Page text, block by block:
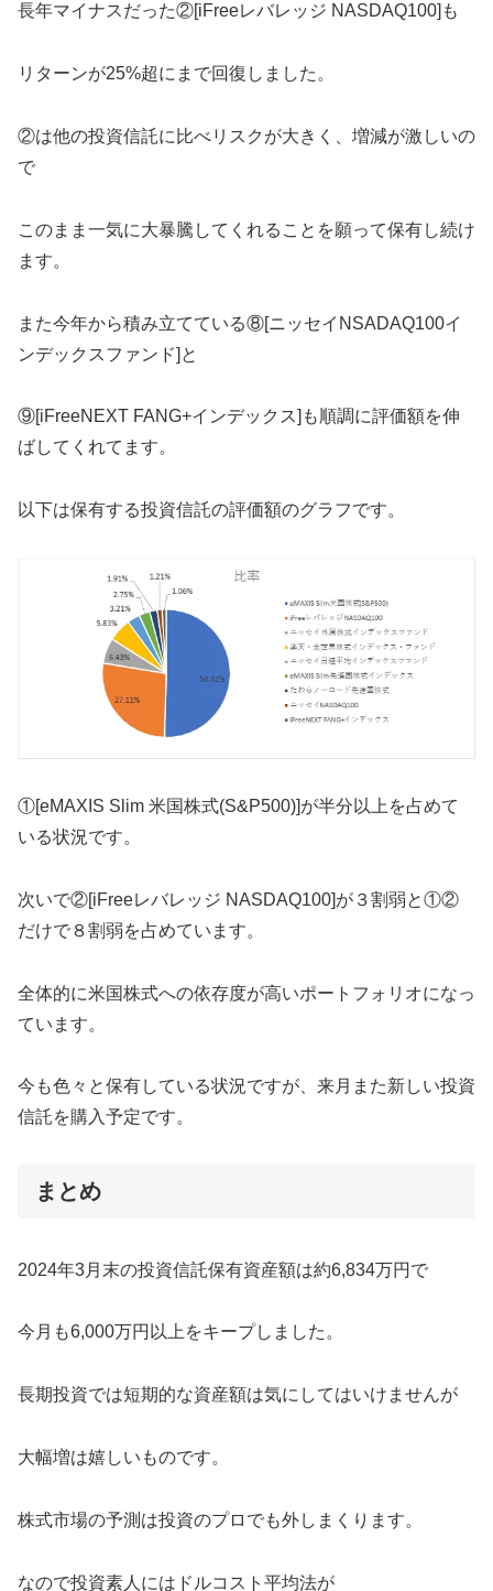
長年マイナスだった②[iFreeレバレッジ NASDAQ100]も
リターンが25%超にまで回復しました。
②は他の投資信託に比べリスクが大きく、増減が激しいの
で
このまま一気に大暴騰してくれることを願って保有し続け
ます。
また今年から積み立てている⑧[ニッセイNSADAQ100イ
ンデックスファンド]と
⑨[iFreeNEXT FANG+インデックス]も順調に評価額を伸
ばしてくれてます。
以下は保有する投資信託の評価額のグラフです。
①[eMAXIS Slim 米国株式(S&P500)]が半分以上を占めて
いる状況です。
次いで②[iFreeレバレッジ NASDAQ100]が３割弱と①②
だけで８割弱を占めています。
全体的に米国株式への依存度が高いポートフォリオになっ
ています。
今も色々と保有している状況ですが、来月また新しい投資
信託を購入予定です。
まとめ
2024年3月末の投資信託保有資産額は約6,834万円で
今月も6,000万円以上をキープしました。
長期投資では短期的な資産額は気にしてはいけませんが
大幅増は嬉しいものです。
株式市場の予測は投資のプロでも外しまくります。
なので投資素人にはドルコスト平均法が